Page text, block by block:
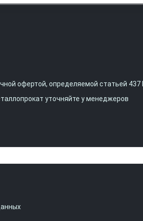
офертой, определяемой статьей 437
уточняйте у менеджеров